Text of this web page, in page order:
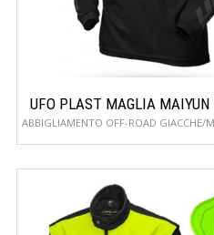
UFO PLAST MAGLIA MAIYUN